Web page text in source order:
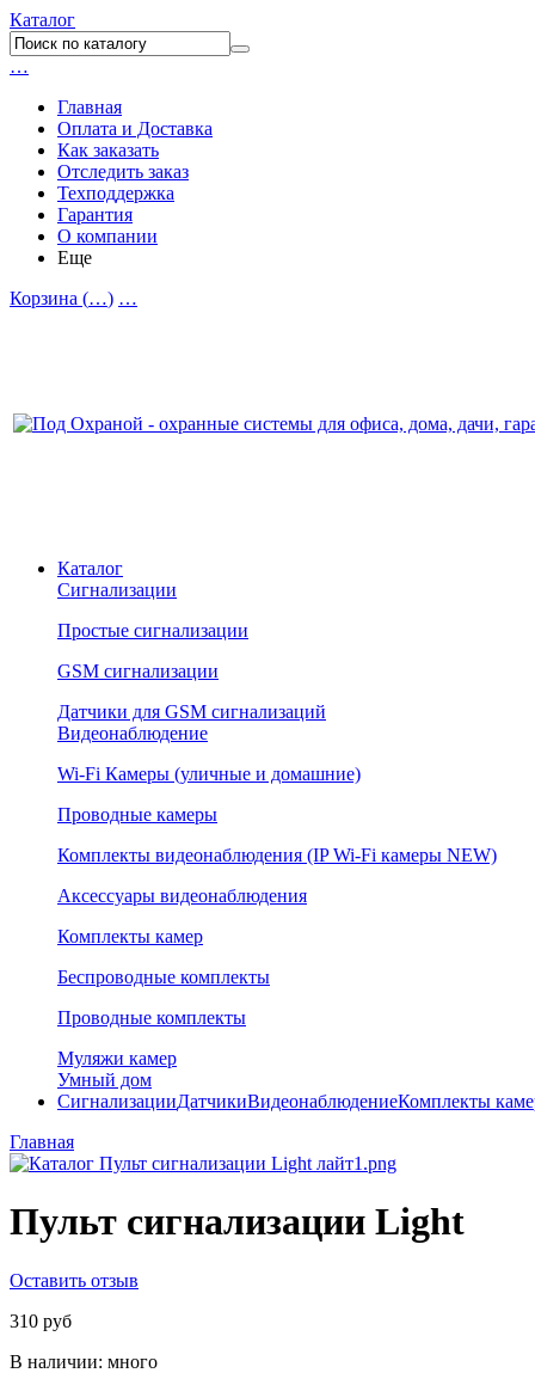
Каталог
…
Главная
Оплата и Доставка
Как заказать
Отследить заказ
Техподдержка
Гарантия
О компании
Еще
Корзина (…) …
Каталог
Сигнализации
Простые сигнализации
GSM сигнализации
Датчики для GSM сигнализаций
Видеонаблюдение
Wi-Fi Камеры (уличные и домашние)
Проводные камеры
Комплекты видеонаблюдения (IP Wi-Fi камеры NEW)
Аксессуары видеонаблюдения
Комплекты камер
Беспроводные комплекты
Проводные комплекты
Муляжи камер
Умный дом
СигнализацииДатчикиВидеонаблюдениеКомплекты
Главная
Пульт сигнализации Light
Оставить отзыв
310 руб
В наличии: много